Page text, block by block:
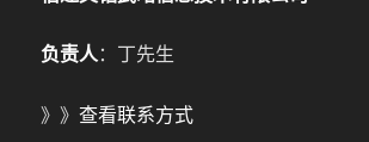
负责人：丁先生
》》 查看联系方式